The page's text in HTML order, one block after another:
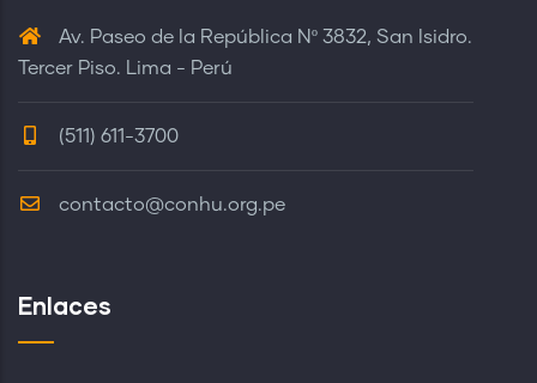
Av. Paseo de la República Nº 3832, San Isidro.
Tercer Piso. Lima - Perú
(511) 611-3700
contacto@conhu.org.pe
Enlaces